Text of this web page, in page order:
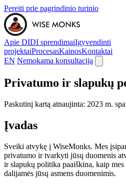
Pereiti prie pagrindinio turinio
Apie DIDI sprendimaiĮgyvendinti
projektaiProcesasKainosKontaktai
EN Nemokama konsultacija
Privatumo ir slapukų
Paskutinį kartą atnaujinta: 2023 m.
Įvadas
Sveiki atvykę į WiseMonks. Mes
privatumo ir tvarkyti jūsų duomenis
ir slapukų politika paaiškina, kaip
dalijamės jūsų asmens duomenimis.